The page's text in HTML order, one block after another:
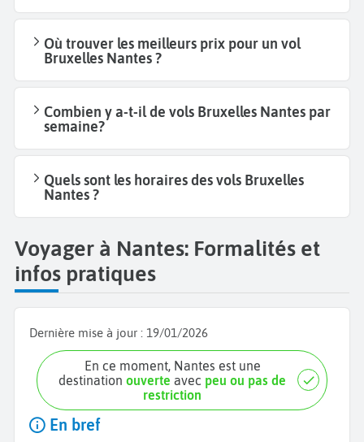
Où trouver les meilleurs prix pour un vol
Bruxelles Nantes ?
Combien y a-t-il de vols Bruxelles Nantes par
semaine?
Quels sont les horaires des vols Bruxelles
Nantes ?
Voyager à Nantes: Formalités et
infos pratiques
Dernière mise à jour : 19/01/2026
En ce moment, Nantes est une
destinationouverte avec peu ou pas de
restriction
En bref